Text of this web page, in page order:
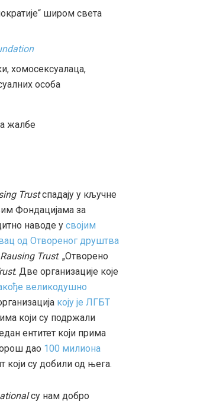
широм света
хомосексуалаца,
особа
жалбе
Trustспадају у кључне
Фондацијама за
наводе у својим
од Отвореног друштва
Trust. „Отворено
. Две организације које
великодушно
коју је ЛГБТ
који су подржали
ентитет који прима
дао 100 милиона
који су добили од њега.
су нам добро